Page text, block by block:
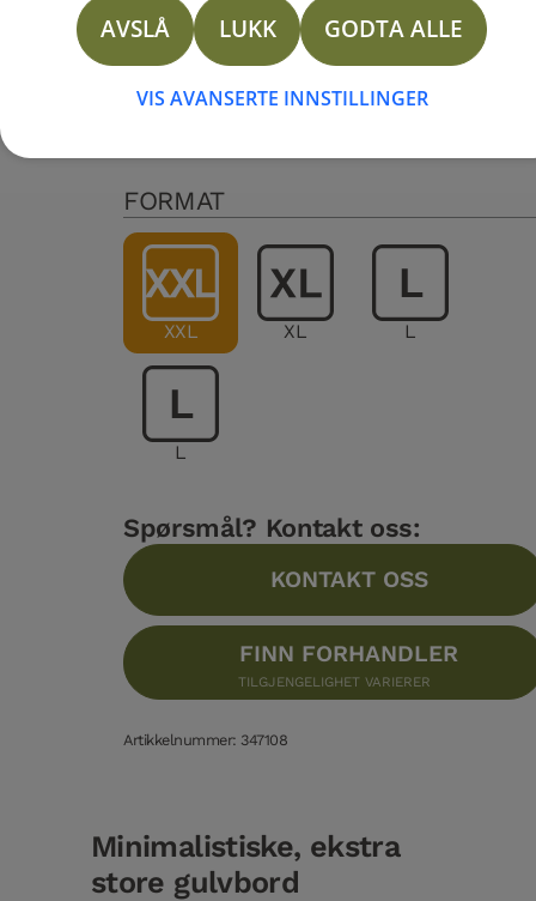
AVSLÅ LUKK GODTA ALLE
VIS AVANSERTE INNSTILLINGER
Overflatebehandling:
Pro matt lacquer
Innfarging:
Misty White
271 mm
Lengde:
2378 mm
Høyde:11.2 mm
FORMAT
XXL XL L
L
Spørsmål? Kontakt oss:
KONTAKT OSS
FINN FORHANDLER
TILGJENGELIGHET VARIERER
Artikkelnummer: 347108
Minimalistiske, ekstra
store gulvbord